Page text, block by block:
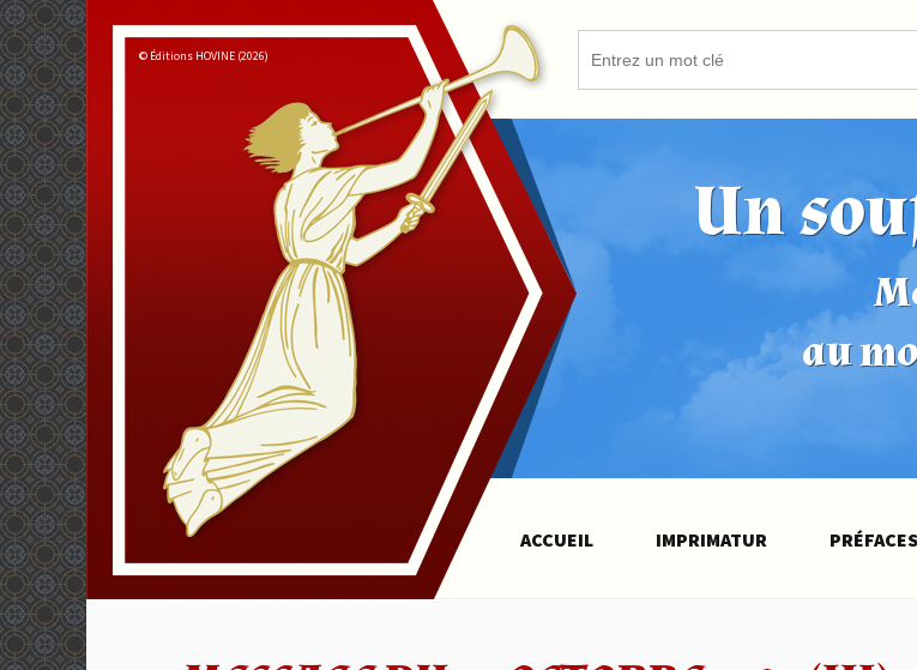
Un
au
© Éditions HOVINE (2026)
ACCUEIL IMPRIMATUR PRÉFACES